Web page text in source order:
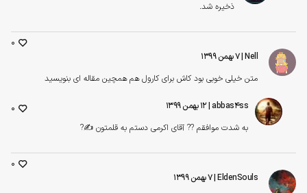
ذخیره شد.
Nell| ۷ بهمن ۱۳۹۹
متن خیلی خوبی بود کاش برای کارول هم همچین مقاله ای بنویسید
0
abbas4ss| ۱۲ بهمن ۱۳۹۹
به شدت موافقم ?? آقای اکرمی دستم به قلمتون ✍?
0
EldenSouls| ۷ بهمن ۱۳۹۹
0